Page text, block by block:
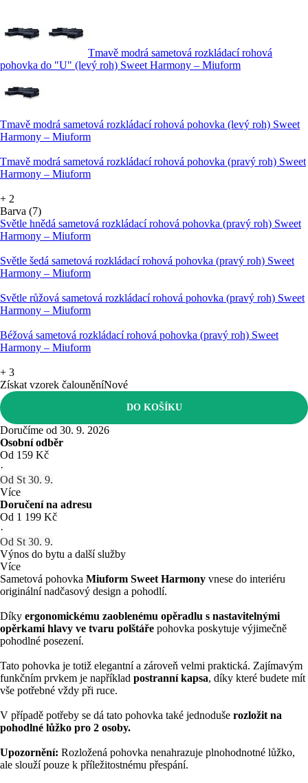
Tmavě modrá sametová rozkládací rohová
pohovka do "U" (levý roh) Sweet Harmony – Miuform
Tmavě modrá sametová rozkládací rohová pohovka (levý roh) Sweet
Harmony – Miuform
Tmavě modrá sametová rozkládací rohová pohovka (pravý roh) Sweet
Harmony – Miuform
+ 2
Barva (7)
Světle hnědá sametová rozkládací rohová pohovka (pravý roh) Sweet
Harmony – Miuform
Světle šedá sametová rozkládací rohová pohovka (pravý roh) Sweet
Harmony – Miuform
Světle růžová sametová rozkládací rohová pohovka (pravý roh) Sweet
Harmony – Miuform
Béžová sametová rozkládací rohová pohovka (pravý roh) Sweet
Harmony – Miuform
+ 3
Získat vzorek čalouněníNové
DO KOŠÍKU
Doručíme od 30. 9. 2026
Osobní odběr
Od 159 Kč
·
Od St 30. 9.
Více
Doručení na adresu
Od 1 199 Kč
·
Od St 30. 9.
Výnos do bytu a další služby
Více
Sametová pohovka Miuform Sweet Harmony vnese do interiéru
originální nadčasový design a pohodlí.
Díky ergonomickému zaoblenému opěradlu s nastavitelnými
opěrkami hlavy ve tvaru polštáře pohovka poskytuje výjimečně
pohodlné posezení.
Tato pohovka je totiž elegantní a zároveň velmi praktická. Zajímavým
funkčním prvkem je například postranní kapsa, díky které budete mít
vše potřebné vždy při ruce.
V případě potřeby se dá tato pohovka také jednoduše rozložit na
pohodlné lůžko pro 2 osoby.
Upozornění: Rozložená pohovka nenahrazuje plnohodnotné lůžko,
ale slouží pouze k příležitostnému přespání.